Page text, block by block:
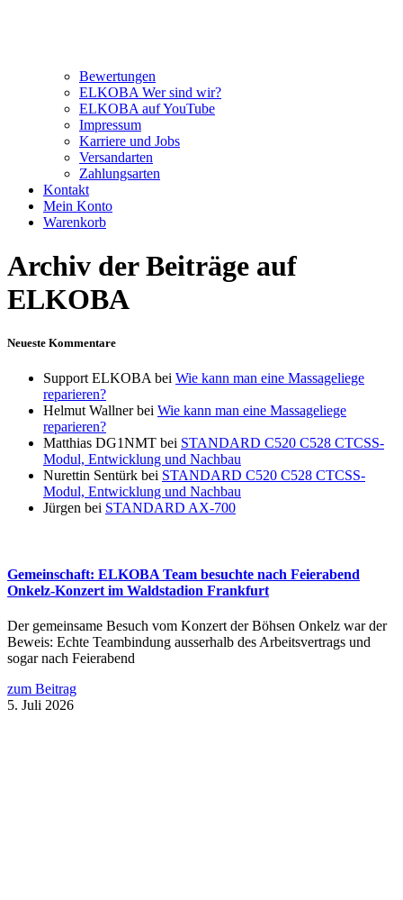
Bewertungen
ELKOBA Wer sind wir?
ELKOBA auf YouTube
Impressum
Karriere und Jobs
Versandarten
Zahlungsarten
Kontakt
Mein Konto
Warenkorb
Archiv der Beiträge auf
ELKOBA
Neueste Kommentare
Support ELKOBA bei Wie kann man eine Massageliege
reparieren?
Helmut Wallnerbei Wie kann man eine Massageliege
reparieren?
Matthias DG1NMT bei STANDARD C520 C528 CTCSS-
Modul, Entwicklung und Nachbau
Nurettin Sentürk bei STANDARD C520 C528 CTCSS-
Modul, Entwicklung und Nachbau
Jürgen bei STANDARD AX-700
Gemeinschaft: ELKOBA Team besuchte nach Feierabend
Onkelz-Konzert im Waldstadion Frankfurt
Der gemeinsame Besuch vom Konzert der Böhsen Onkelz war der
Beweis: Echte Teambindung ausserhalb des Arbeitsvertrags und
sogar nach Feierabend
zum Beitrag
5. Juli 2026